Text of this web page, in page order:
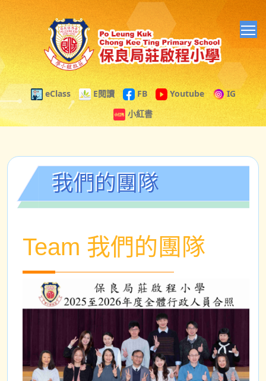
eClass E閱讀 FB Youtube
IG
小紅書
我們的團隊
Team 我們的團隊